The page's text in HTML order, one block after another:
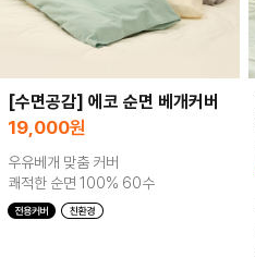
[수면공감] 에코 순면 베개커버
19,000원
우유베개 맞춤 커버
쾌적한 순면 100% 60수